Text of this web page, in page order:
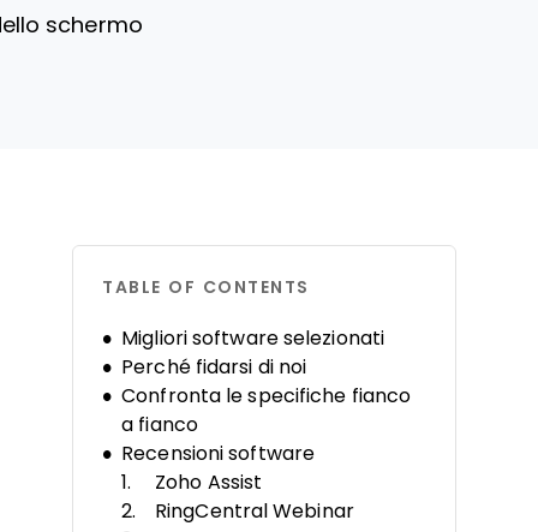
schermo
TABLE OF CONTENTS
Migliori software selezionati
Perché fidarsi di noi
Confronta le specifiche fianco
a fianco
Recensioni software
Zoho Assist
RingCentral Webinar